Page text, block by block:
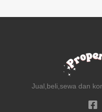
Jual,beli,sewa dan